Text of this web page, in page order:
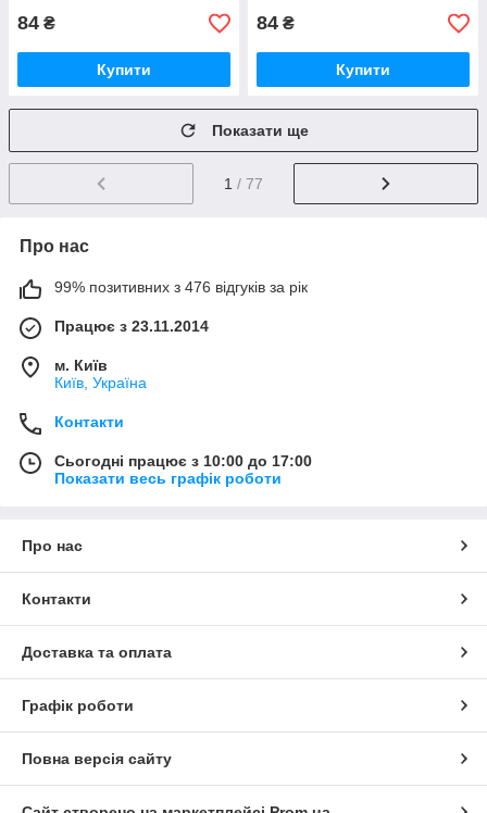
84 ₴
Купити
84 ₴
Купити
Показати ще
1 / 77
Про нас
99% позитивних з 476 відгуків за рік
Працює з 23.11.2014
м. Київ
Київ, Україна
Контакти
Сьогодні працює з 10:00 до 17:00
Показати весь графік роботи
Про нас
Контакти
Доставка та оплата
Графік роботи
Повна версія сайту